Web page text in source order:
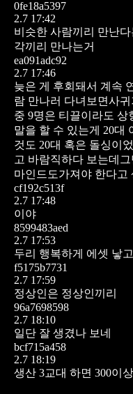
0fe18a5397
2.7 17:42
비슷한 사람끼리 만난
각끼리 만나는거
ea091adc92
2.7 17:46
늦은 게 후회돼서 계속
람 만나러 다녀보면사
중 9명은 티끌이라도 상
말을 할 수 있는게 20대
것도 20대 혹은 돌싱이
고 바람직하다 보는데
마인드도가져야 한다고
cf192c513f
2.7 17:48
이야
8599483aed
2.7 17:53
두리 행복하게 에셋 낳
f5175b7731
2.7 17:59
정상인은 정상인끼리
96a7698598
2.7 18:10
일단 잘 생겼나 보네
bcf715a458
2.7 18:19
생산 3교대 하면 300이